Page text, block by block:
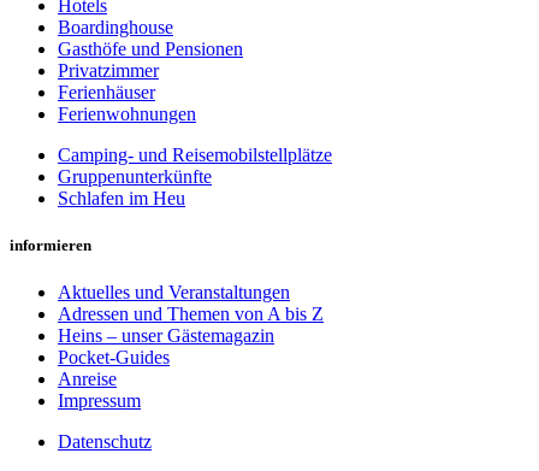
Hotels
Boardinghouse
Gasthöfe und Pensionen
Privatzimmer
Ferienhäuser
Ferienwohnungen
Camping- und Reisemobilstellplätze
Gruppenunterkünfte
Schlafen im Heu
informieren
Aktuelles und Veranstaltungen
Adressen und Themen von A bis Z
Heins – unser Gästemagazin
Pocket-Guides
Anreise
Impressum
Datenschutz